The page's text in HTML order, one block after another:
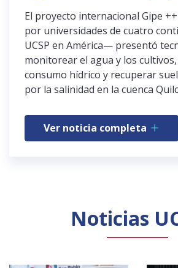
El proyecto internacional Gipe
por universidades de cuatro
UCSP en América— presentó
monitorear el agua y los
consumo hídrico y recuperar
por la salinidad en la cuenca
Ver noticia completa
Noticias